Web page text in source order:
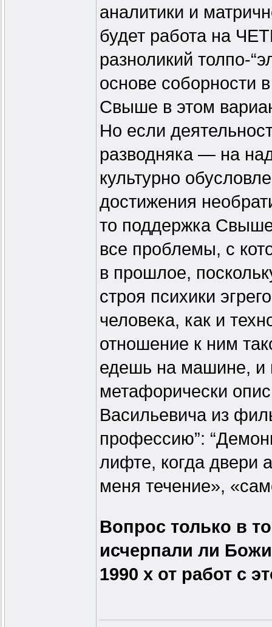
аналитики и
будет работа на
разноликий толпо-
основе соборности
Свыше в этом
Но если
разводняка — на
культурно
достижения
то поддержка Свыше
все проблемы, с
в прошлое,
строя психики
человека, как и
отношение к ним
едешь на машине, и
метафорически
Васильевича из
профессию”:
лифте, когда двери
меня течение»,
Вопрос только в
исчерпали ли
1990 х от работ с